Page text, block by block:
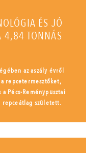
ÉS JÓ
4,84 TONNÁS
az aszály évről
repcetermesztőket,
Pécs-Reménypusztai
született.